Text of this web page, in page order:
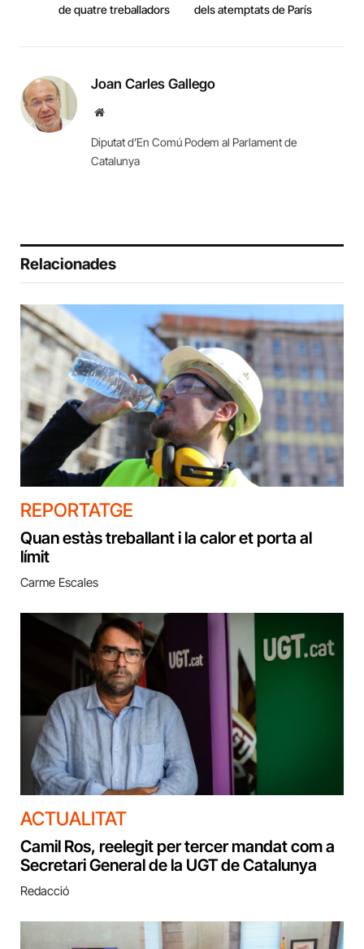
de quatre treballadors
dels atemptats de París
Joan Carles Gallego
Website
Diputat d’En Comú Podem al Parlament de
Catalunya
Relacionades
REPORTATGE
Quan estàs treballant i la calor et porta al
límit
Carme Escales
ACTUALITAT
Camil Ros, reelegit per tercer mandat com a
Secretari General de la UGT de Catalunya
Redacció